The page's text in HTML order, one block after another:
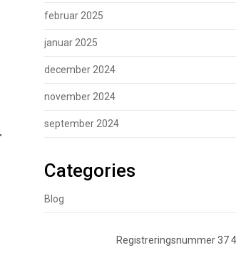
februar 2025
januar 2025
december 2024
november 2024
september 2024
Categories
Blog
Registreringsnummer 37